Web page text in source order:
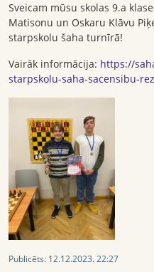
Sveicam mūsu skolas 9.a
Matisonu un Oskaru Klāvu
starpskolu šaha turnīrā!
Vairāk informācija: https://
starpskolu-saha-sacensibu-
Publicēts: 12.12.2023. 22:27